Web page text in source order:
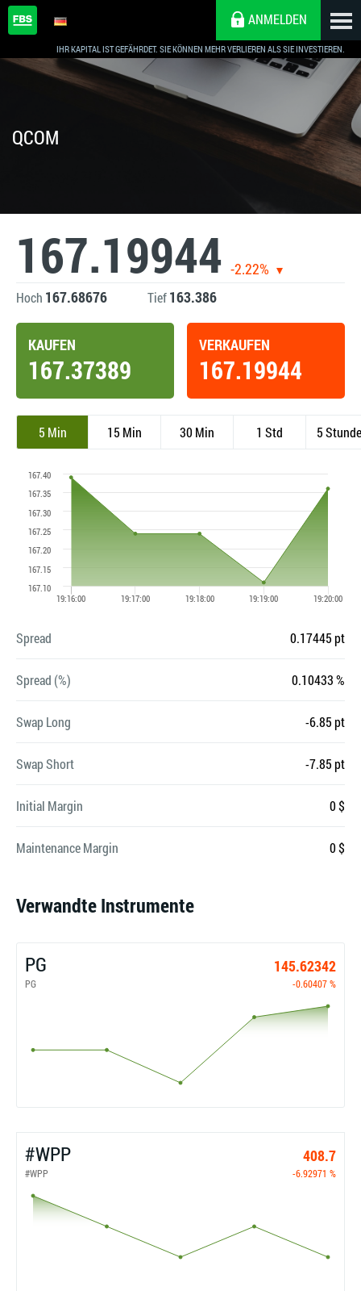
IHR KAPITAL IST GEFÄHRDET. SIE KÖNNEN MEHR VERLIEREN ALS SIE INVESTIEREN.
ANMELDEN
QCOM
167.19944 -2.22%
Hoch 167.68676 Tief163.386
KAUFEN
167.37389
VERKAUFEN
167.19944
5 Min 15 Min 30 Min 1 Std 5
Spread 0.17445 pt
Spread (%) 0.10433 %
Swap Long -6.85 pt
Swap Short -7.85 pt
Initial Margin 0 $
Maintenance Margin 0 $
Verwandte Instrumente
PG 145.62342
PG -0.60407 %
#WPP 408.7
#WPP -6.92971 %